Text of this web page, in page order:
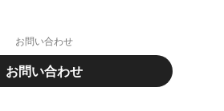
お問い合わせ
お問い合わせ